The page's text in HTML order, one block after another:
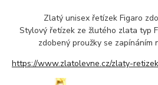
Zlatý unisex řetízek Figaro
Stylový řetízek ze žlutého zlata typ
zdobený proužky se zapínáním
https://www.zlatolevne.cz/zlaty-